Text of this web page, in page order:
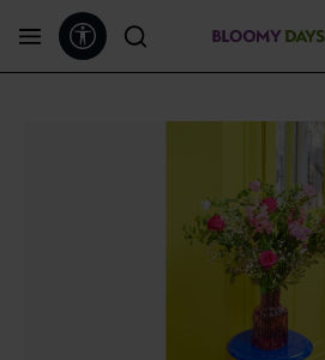
springenWerkzeugleiste anzeigen